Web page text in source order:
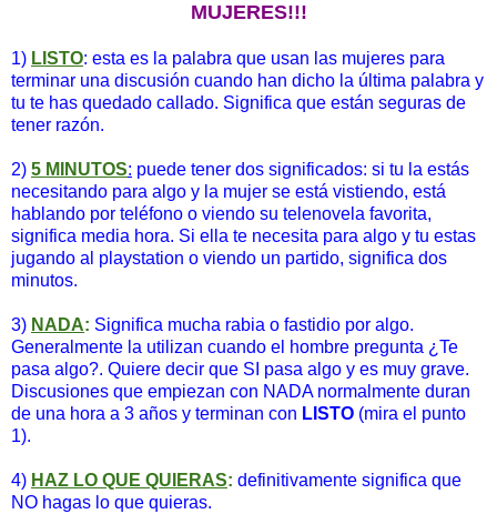
MUJERES!!!
1) LISTO: esta es la palabra que usan las mujeres para
terminar una discusión cuando han dicho la última palabra y
tu te has quedado callado. Significa que están seguras de
tener razón.
2) 5 MINUTOS: puede tener dos significados: si tu la estás
necesitando para algo y la mujer se está vistiendo, está
hablando por teléfono o viendo su telenovela favorita,
significa media hora. Si ella te necesita para algo y tu estas
jugando al playstation o viendo un partido, significa dos
minutos.
3) NADA: Significa mucha rabia o fastidio por algo.
Generalmente la utilizan cuando el hombre pregunta ¿Te
pasa algo?. Quiere decir que SI pasa algo y es muy grave.
Discusiones que empiezan con NADA normalmente duran
de una hora a 3 años y terminan con LISTO (mira el punto
1).
4) HAZ LO QUE QUIERAS: definitivamente significa que
NO hagas lo que quieras.